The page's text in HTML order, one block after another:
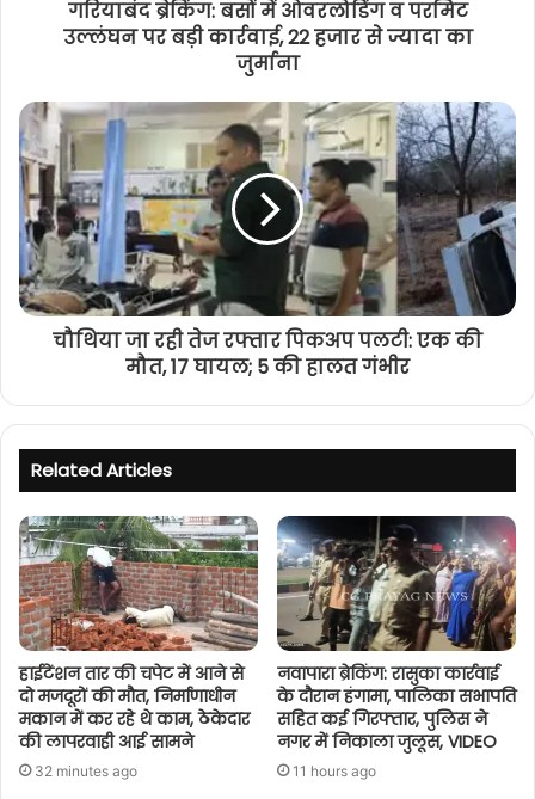
गरियाबंद ब्रेकिंग: बसों में ओवरलोडिंग व परमिट
उल्लंघन पर बड़ी कार्रवाई, 22 हजार से ज्यादा का
जुर्माना
चौथिया जा रही तेज रफ्तार पिकअप पलटी: एक की
मौत, 17 घायल; 5 की हालत गंभीर
Related Articles
हाईटेंशन तार की चपेट में आने से
दो मजदूरों की मौत, निर्माणाधीन
मकान में कर रहे थे काम, ठेकेदार
की लापरवाही आई सामने
32 minutes ago
नवापारा ब्रेकिंग: रासुका कार्रवाई
के दौरान हंगामा, पालिका सभापति
सहित कई गिरफ्तार, पुलिस ने
नगर में निकाला जुलूस, VIDEO
11 hours ago